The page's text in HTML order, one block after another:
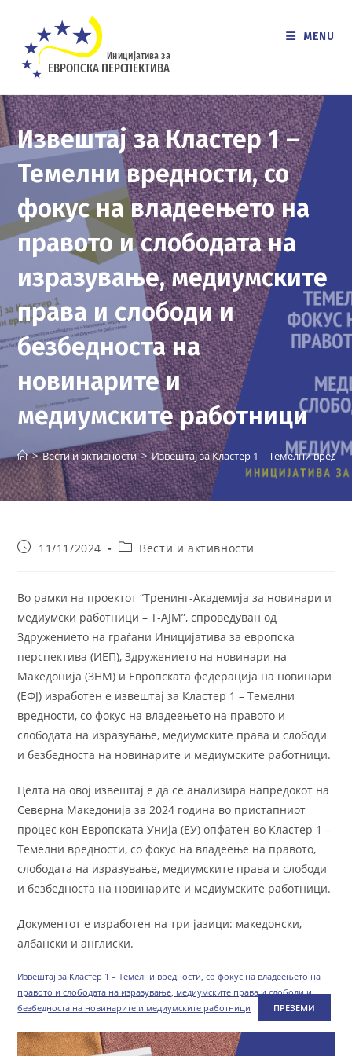
content
MENU
Извештај за Кластер 1 –
Темелни вредности, со
фокус на владеењето на
правото и слободата на
изразување, медиумските
права и слободи и
безбедноста на
новинарите и
медиумските работници
> Вести и активности > Извештај за Кластер 1 – Темелни
Post11/11/2024
PostВести и активности
Во рамки на проектот “Тренинг-Академија за новинари и
медиумски работници – Т-АЈМ”, спроведуван од
Здружението на граѓани Иницијатива за европска
перспектива (ИЕП), Здружението на новинари на
Македонија (ЗНМ) и Европската федерација на новинари
(ЕФЈ) изработен е извештај за Кластер 1 – Темелни
вредности, со фокус на владеењето на правото и
слободата на изразување, медиумските права и слободи
и безбедноста на новинарите и медиумските работници.
Целта на овој извештај е да се анализира напредокот на
Северна Македонија за 2024 година во пристапниот
процес кон Европската Унија (ЕУ) опфатен во Кластер 1 –
Темелни вредности, со фокус на владеење на правото,
слободата на изразување, медиумските права и слободи
и безбедноста на новинарите и медиумските работници.
Документот е изработен на три јазици: македонски,
албански и англиски.
Извештај за Кластер 1 – Темелни вредности, со фокус на владеењето на
правото и слободата на изразување, медиумските права и слободи и
безбедноста на новинарите и медиумските работници
ПРЕЗЕМИ